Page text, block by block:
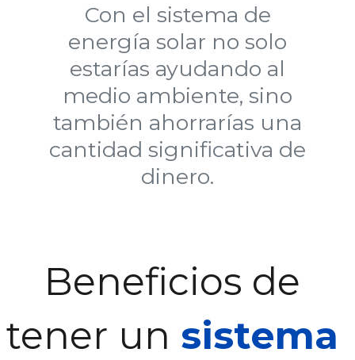
Con el sistema de
energía solar no solo
estarías ayudando al
medio ambiente, sino
también ahorrarías una
cantidad significativa de
dinero.
Beneficios de
tener un sistema